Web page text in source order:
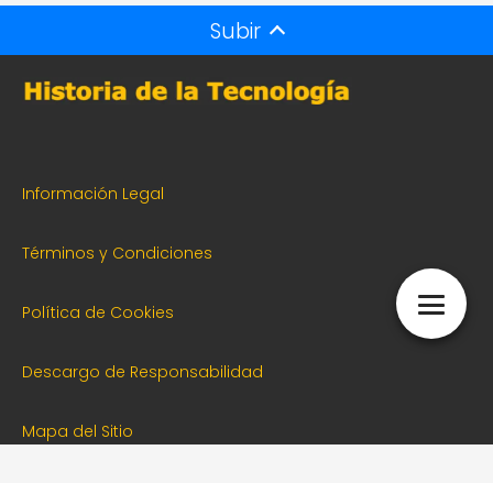
Subir
Información Legal
Términos y Condiciones
Política de Cookies
Descargo de Responsabilidad
Mapa del Sitio